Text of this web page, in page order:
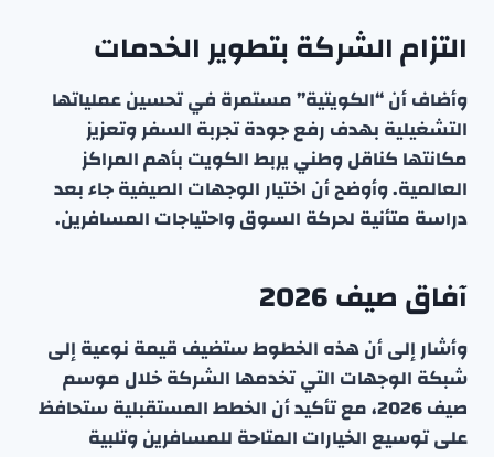
التزام الشركة بتطوير الخدمات
وأضاف أن “الكويتية” مستمرة في تحسين عملياتها
التشغيلية بهدف رفع جودة تجربة السفر وتعزيز
مكانتها كناقل وطني يربط الكويت بأهم المراكز
العالمية. وأوضح أن اختيار الوجهات الصيفية جاء بعد
دراسة متأنية لحركة السوق واحتياجات المسافرين.
آفاق صيف 2026
وأشار إلى أن هذه الخطوط ستضيف قيمة نوعية إلى
شبكة الوجهات التي تخدمها الشركة خلال موسم
صيف 2026، مع تأكيد أن الخطط المستقبلية ستحافظ
على توسيع الخيارات المتاحة للمسافرين وتلبية